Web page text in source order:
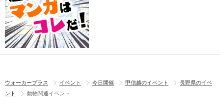
ウォーカープラス イベント 今日開催 甲信越のイベント
長野県のイベ
ント
動物関連イベント